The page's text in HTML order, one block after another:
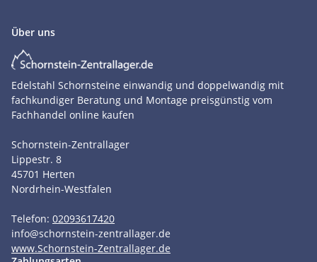
Über uns
Edelstahl Schornsteine einwandig und doppelwandig mit
fachkundiger Beratung und Montage preisgünstig vom
Fachhandel online kaufen
Schornstein-Zentrallager
Lippestr. 8
45701 Herten
Nordrhein-Westfalen
Telefon: 02093617420
info@schornstein-zentrallager.de
www.Schornstein-Zentrallager.de